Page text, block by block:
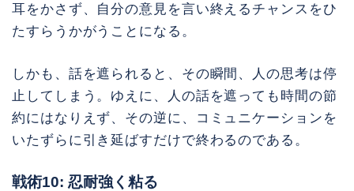
耳をかさず、自分の意見を言い終えるチャンスをひ
たすらうかがうことになる。
しかも、話を遮られると、その瞬間、人の思考は停
止してしまう。ゆえに、人の話を遮っても時間の節
約にはなりえず、その逆に、コミュニケーションを
いたずらに引き延ばすだけで終わるのである。
戦術10: 忍耐強く粘る